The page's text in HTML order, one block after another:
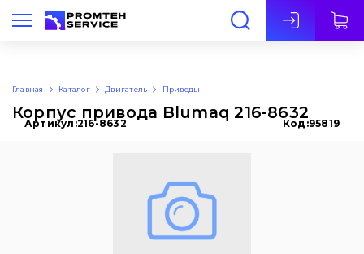
Рус
Главная Каталог Двигатель Приводы
Корпус привода Blumaq 216-8632
Артикул:216-8632 Код:95819